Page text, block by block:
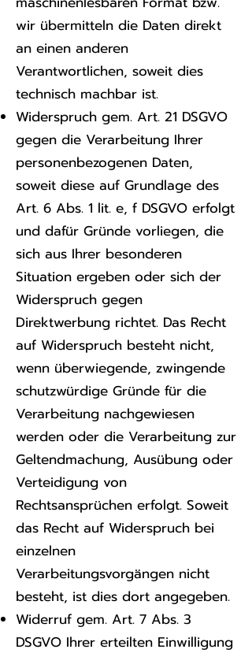
wir übermitteln die Daten direkt
an einen anderen
Verantwortlichen, soweit dies
technisch machbar ist.
Widerspruch gem. Art. 21 DSGVO
gegen die Verarbeitung Ihrer
personenbezogenen Daten,
soweit diese auf Grundlage des
Art. 6 Abs. 1 lit. e, f DSGVO erfolgt
und dafür Gründe vorliegen, die
sich aus Ihrer besonderen
Situation ergeben oder sich der
Widerspruch gegen
Direktwerbung richtet. Das Recht
auf Widerspruch besteht nicht,
wenn überwiegende, zwingende
schutzwürdige Gründe für die
Verarbeitung nachgewiesen
werden oder die Verarbeitung zur
Geltendmachung, Ausübung oder
Verteidigung von
Rechtsansprüchen erfolgt. Soweit
das Recht auf Widerspruch bei
einzelnen
Verarbeitungsvorgängen nicht
besteht, ist dies dort angegeben.
Widerruf gem. Art. 7 Abs. 3
DSGVO Ihrer erteilten Einwilligung